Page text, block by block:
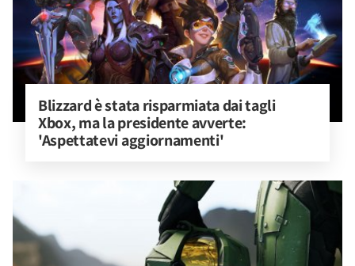
Blizzard è stata risparmiata dai tagli
Xbox, ma la presidente avverte:
'Aspettatevi aggiornamenti'